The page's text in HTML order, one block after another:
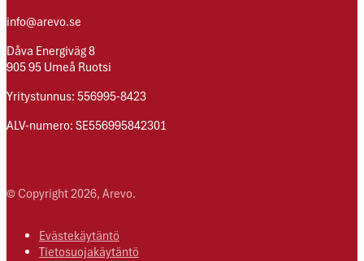
info@arevo.se
Dåva Energiväg 8
905 95 Umeå Ruotsi
Yritystunnus: 556995-8423
ALV-numero: SE556995842301
© Copyright 2026, Arevo.
Evästekäytäntö
Tietosuojakäytäntö